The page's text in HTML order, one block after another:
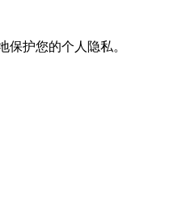
护您的个人隐私。